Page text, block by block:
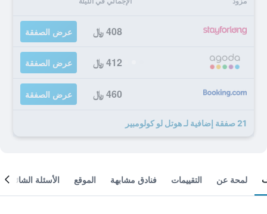
408 ﷼ عرض الصفقة
412 ﷼ عرض الصفقة
460 ﷼ عرض الصفقة
21 صفقة إضافية لـ هوتل لو كولومبير
لمحة عن التقييمات فنادق مشابهة الموقع الأسئلة الشائعة